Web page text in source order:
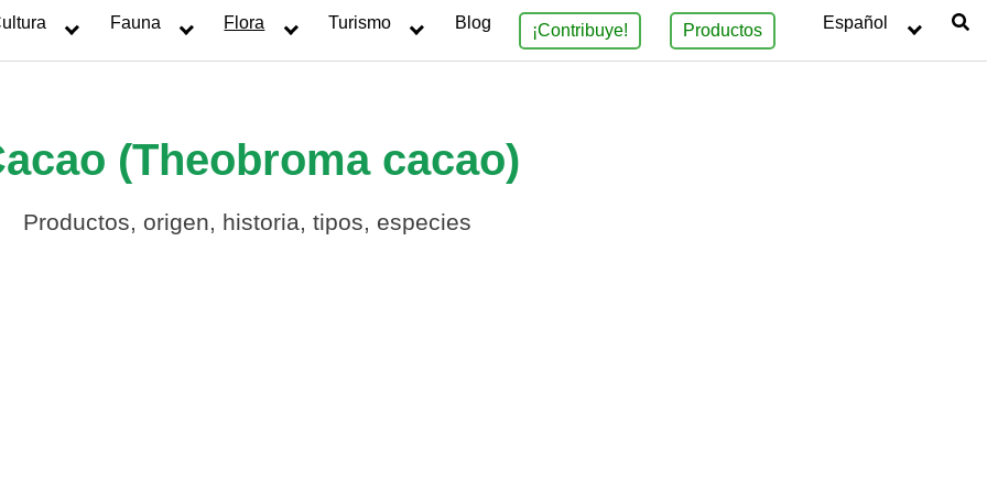
Fauna Flora Turismo Blog ¡Contribuye! Productos Español
(Theobroma cacao)
Productos, origen, historia, tipos, especies